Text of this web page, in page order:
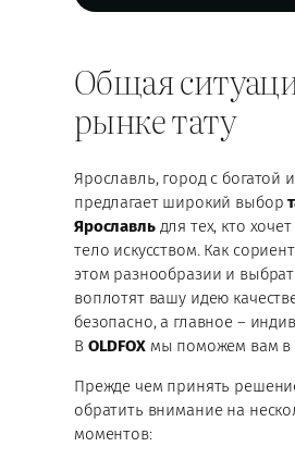
Общая
рынке тату
Ярославль, город с богатой
предлагает широкий выбор
Ярославльдля тех, кто
тело искусством. Как
этом разнообразии и
воплотят вашу идею
безопасно, а главное –
В OLDFOXмы поможем вам в
Прежде чем принять
обратить внимание на
моментов: